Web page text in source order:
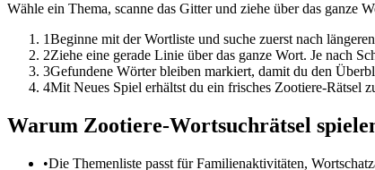
Wähle ein Thema, scanne das Gitter und ziehe über das ganze
1Beginne mit der Wortliste und suche zuerst nach
2Ziehe eine gerade Linie über das ganze Wort. Je nach
3Gefundene Wörter bleiben markiert, damit du den
4Mit Neues Spiel erhältst du ein frisches Zootiere-Rätsel
Warum Zootiere-Wortsuchrätsel
•Die Themenliste passt für Familienaktivitäten,